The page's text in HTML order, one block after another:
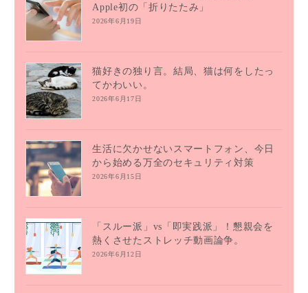
Apple初の「折りたたみ」
2026年6月19日
猫好きの独り言。結局、猫は何をしたっ
てかわいい。
2026年6月17日
生活に欠かせないスマートフォン、今日
から始める万全のセキュリティ対策
2026年6月15日
「スルー派」vs「即実践派」！懇親会を
熱くさせたストレッチ動画論争。
2026年6月12日